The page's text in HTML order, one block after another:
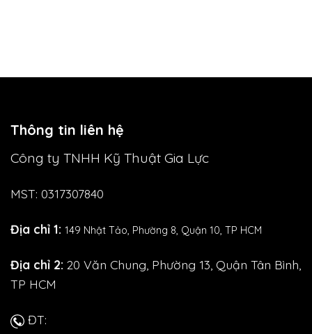
Thông tin liên hệ
Công ty TNHH Kỹ Thuật Gia Lực
MST: 0317307840
Địa chỉ 1: 149 Nhật Tảo, Phường 8, Quận 10, TP HCM
Địa chỉ 2: 20 Văn Chung, Phường 13, Quận Tân Bình,
TP HCM
ĐT: